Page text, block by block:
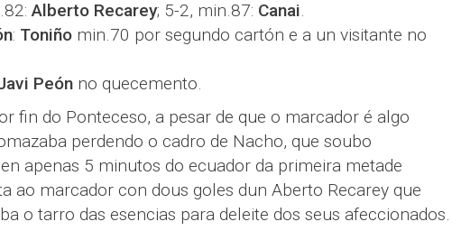
Alberto Recarey; 5-2, min.87: Canai.
: Toniñomin.70 por segundo cartón e a un visitante no
Peónno quecemento.
fin do Ponteceso, a pesar de que o marcador é algo
perdendo o cadro de Nacho, que soubo
apenas 5 minutos do ecuador da primeira metade
ao marcador con dous goles dun Aberto Recarey que
o tarro das esencias para deleite dos seus afeccionados.